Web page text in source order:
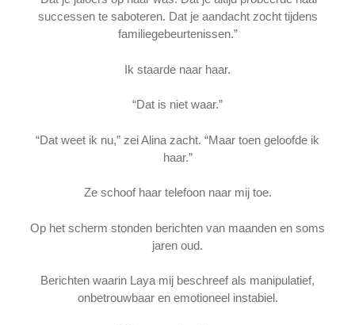
successen te saboteren. Dat je aandacht zocht tijdens
familiegebeurtenissen.”
Ik staarde naar haar.
“Dat is niet waar.”
“Dat weet ik nu,” zei Alina zacht. “Maar toen geloofde ik
haar.”
Ze schoof haar telefoon naar mij toe.
Op het scherm stonden berichten van maanden en soms
jaren oud.
Berichten waarin Laya mij beschreef als manipulatief,
onbetrouwbaar en emotioneel instabiel.